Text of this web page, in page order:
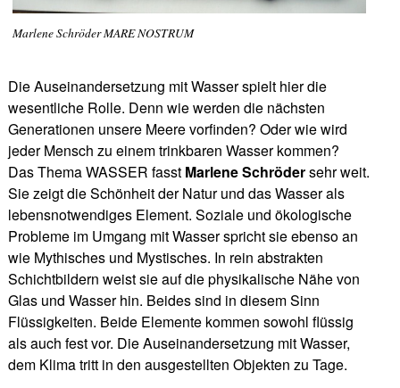
Marlene Schröder MARE NOSTRUM
Die Auseinandersetzung mit Wasser spielt hier die
wesentliche Rolle. Denn wie werden die nächsten
Generationen unsere Meere vorfinden? Oder wie wird
jeder Mensch zu einem trinkbaren Wasser kommen?
Das Thema WASSER fasst Marlene Schrödersehr weit.
Sie zeigt die Schönheit der Natur und das Wasser als
lebensnotwendiges Element. Soziale und ökologische
Probleme im Umgang mit Wasser spricht sie ebenso an
wie Mythisches und Mystisches. In rein abstrakten
Schichtbildern weist sie auf die physikalische Nähe von
Glas und Wasser hin. Beides sind in diesem Sinn
Flüssigkeiten. Beide Elemente kommen sowohl flüssig
als auch fest vor. Die Auseinandersetzung mit Wasser,
dem Klima tritt in den ausgestellten Objekten zu Tage.